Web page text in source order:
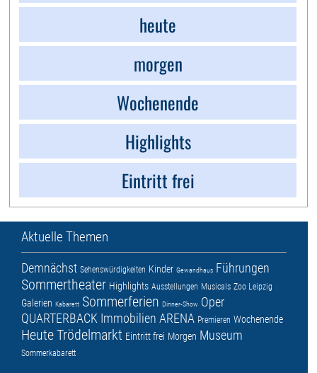
heute
morgen
Wochenende
Highlights
Eintritt frei
Aktuelle Themen
Demnächst Sehenswürdigkeiten Kinder Gewandhaus Führungen
Sommertheater Highlights Ausstellungen Musicals Zoo Leipzig
Galerien Kabarett Sommerferien Dinner-Show Oper
QUARTERBACK Immobilien ARENA Premieren Wochenende
HeuteTrödelmarkt Eintritt frei Morgen Museum
Sommerkabarett